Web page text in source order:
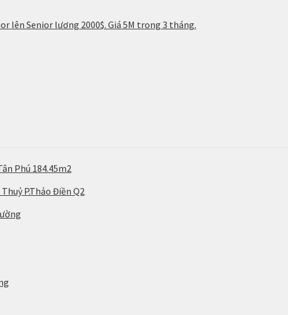
lên Senior lương 2000$. Giá 5M trong 3 tháng.
Phú 184.45m2
P.Thảo Điền Q2